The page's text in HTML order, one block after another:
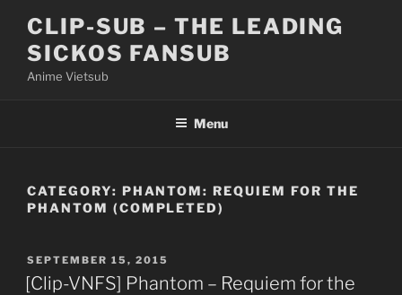
content
CLIP-SUB – THE LEADING
SICKOS FANSUB
Anime Vietsub
Menu
CATEGORY: PHANTOM: REQUIEM FOR THE
PHANTOM (COMPLETED)
POSTED
ON
SEPTEMBER 15, 2015
[Clip-VNFS] Phantom – Requiem for the